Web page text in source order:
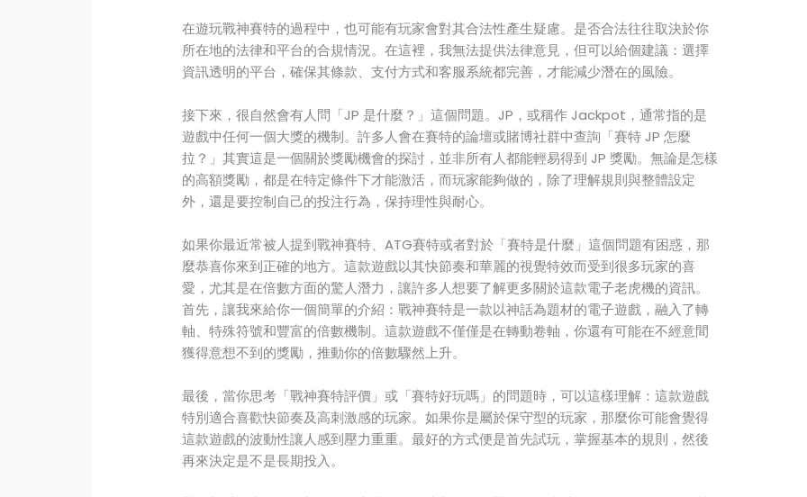
在遊玩戰神賽特的過程中，也可能有玩家會對其合法性產生疑慮。是否合法往往取決於你
所在地的法律和平台的合規情況。在這裡，我無法提供法律意見，但可以給個建議：選擇
資訊透明的平台，確保其條款、支付方式和客服系統都完善，才能減少潛在的風險。
接下來，很自然會有人問「JP 是什麼？」這個問題。JP，或稱作 Jackpot，通常指的是
遊戲中任何一個大獎的機制。許多人會在賽特的論壇或賭博社群中查詢「賽特 JP 怎麼
拉？」其實這是一個關於獎勵機會的探討，並非所有人都能輕易得到 JP 獎勵。無論是怎樣
的高額獎勵，都是在特定條件下才能激活，而玩家能夠做的，除了理解規則與整體設定
外，還是要控制自己的投注行為，保持理性與耐心。
如果你最近常被人提到戰神賽特、ATG賽特或者對於「賽特是什麼」這個問題有困惑，那
麼恭喜你來到正確的地方。這款遊戲以其快節奏和華麗的視覺特效而受到很多玩家的喜
愛，尤其是在倍數方面的驚人潛力，讓許多人想要了解更多關於這款電子老虎機的資訊。
首先，讓我來給你一個簡單的介紹：戰神賽特是一款以神話為題材的電子遊戲，融入了轉
軸、特殊符號和豐富的倍數機制。這款遊戲不僅僅是在轉動卷軸，你還有可能在不經意間
獲得意想不到的獎勵，推動你的倍數驟然上升。
最後，當你思考「戰神賽特評價」或「賽特好玩嗎」的問題時，可以這樣理解：這款遊戲
特別適合喜歡快節奏及高刺激感的玩家。如果你是屬於保守型的玩家，那麼你可能會覺得
這款遊戲的波動性讓人感到壓力重重。最好的方式便是首先試玩，掌握基本的規則，然後
再來決定是不是長期投入。